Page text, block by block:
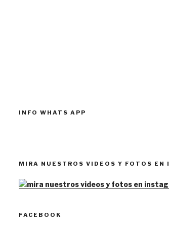
INFO WHATS APP
MIRA NUESTROS VIDEOS Y FOTOS EN
FACEBOOK